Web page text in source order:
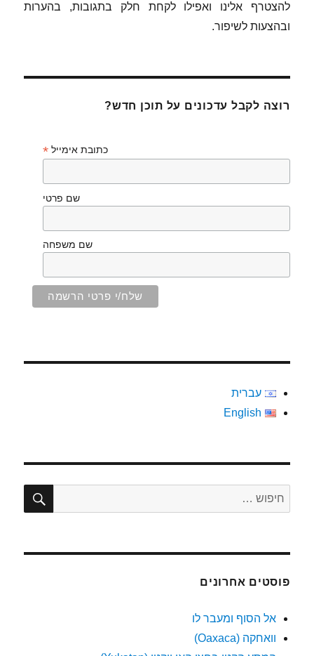
להצטרף אלינו ואפילו לקחת חלק בתגובות, בהערות
ובהצעות לשיפור.
רוצה לקבל עדכונים על תוכן חדש?
כתובת אימייל*
שם פרטי
שם משפחה
עברית
English
חפש:
פוסטים אחרונים
אל הסוף ומעבר לו
וואחקה (Oaxaca)